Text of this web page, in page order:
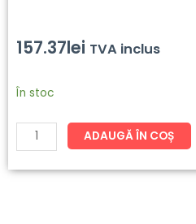
157.37lei TVA inclus
În stoc
Cantitate
ROYAL
-
ață
ADAUGĂ ÎN COȘ